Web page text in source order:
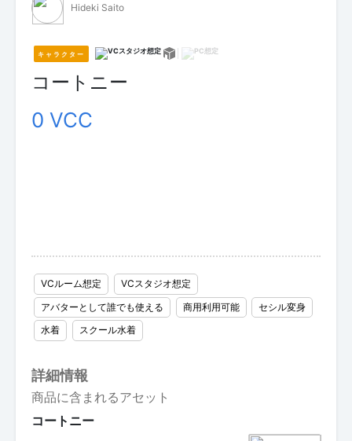
Hideki Saito
キャラクター
コートニー
0 VCC
VCルーム想定
VCスタジオ想定
アバターとして誰でも使える
商用利用可能
セシル変身
水着
スクール水着
詳細情報
商品に含まれるアセット
コートニー